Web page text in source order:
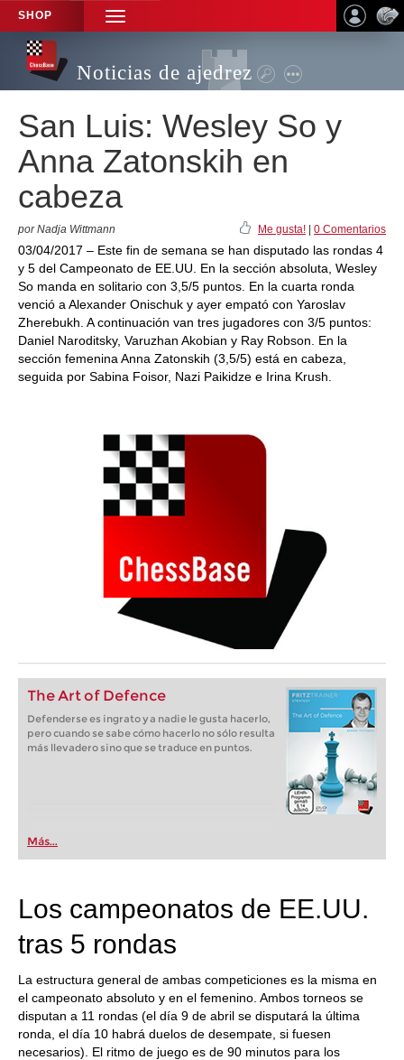
SHOP
TOGGLE
NAVIGATION
Noticias de ajedrez
San Luis: Wesley So y
Anna Zatonskih en
cabeza
por Nadja Wittmann Me gusta! 0 Comentarios
03/04/2017 – Este fin de semana se han disputado las rondas 4
y 5 del Campeonato de EE.UU. En la sección absoluta, Wesley
So manda en solitario con 3,5/5 puntos. En la cuarta ronda
venció a Alexander Onischuk y ayer empató con Yaroslav
Zherebukh. A continuación van tres jugadores con 3/5 puntos:
Daniel Naroditsky, Varuzhan Akobian y Ray Robson. En la
sección femenina Anna Zatonskih (3,5/5) está en cabeza,
seguida por Sabina Foisor, Nazi Paikidze e Irina Krush.
The Art of Defence
Defenderse es ingrato y a nadie le gusta hacerlo,
pero cuando se sabe cómo hacerlo no sólo resulta
más llevadero sino que se traduce en puntos.
Más...
Los campeonatos de EE.UU.
tras 5 rondas
La estructura general de ambas competiciones es la misma en
el campeonato absoluto y en el femenino. Ambos torneos se
disputan a 11 rondas (el día 9 de abril se disputará la última
ronda, el día 10 habrá duelos de desempate, si fuesen
necesarios). El ritmo de juego es de 90 minutos para los